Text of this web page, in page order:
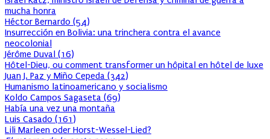
mucha honra
Héctor Bernardo (54)
Insurrección en Bolivia: una trinchera contra el avance
neocolonial
Jérôme Duval (16)
Hôtel-Dieu, ou comment transformer un hôpital en hôtel de luxe
Juan J. Paz y Miño Cepeda (342)
Humanismo latinoamericano y socialismo
Koldo Campos Sagaseta (69)
Había una vez una montaña
Luis Casado (161)
Lili Marleen oder Horst-Wessel-Lied?